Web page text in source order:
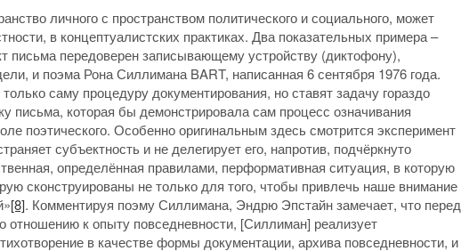
личного с пространством политического и социального, может
в концептуалистских практиках. Два показательных примера –
письма передоверен записывающему устройству (диктофону),
и поэма Рона Силлимана BART, написанная 6 сентября 1976 года.
саму процедуру документирования, но ставят задачу гораздо
письма, которая бы демонстрировала сам процесс означивания
поэтического. Особенно оригинальным здесь смотрится эксперимент
субъектность и не делегирует его, напротив, подчёркнуто
определённая правилами, перформативная ситуация, в которую
сконструированы не только для того, чтобы привлечь наше внимание
[8]. Комментируя поэму Силлимана, Эндрю Эпстайн замечает, что перед
отношению к опыту повседневности, [Силлиман] реализует
в качестве формы документации, архива повседневности, и